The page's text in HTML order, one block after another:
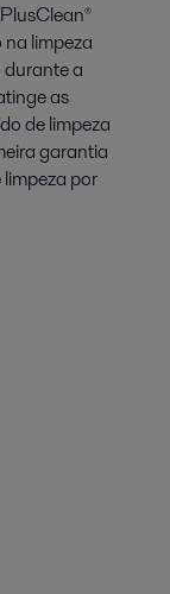
limpeza
a
as
de limpeza
garantia
por